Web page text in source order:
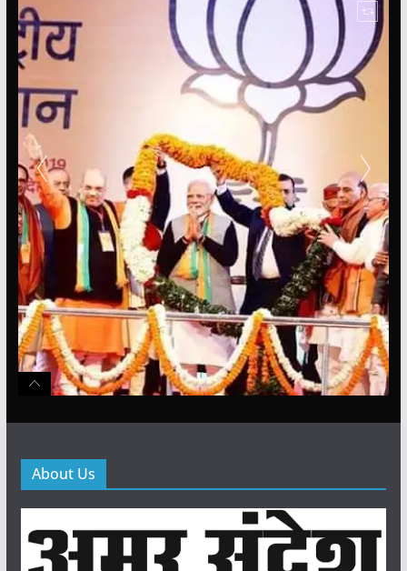
About Us